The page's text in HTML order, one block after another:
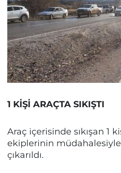
1 KİŞİ ARAÇTA SIKIŞTI
Araç içerisinde sıkışan 1
ekiplerinin
çıkarıldı.